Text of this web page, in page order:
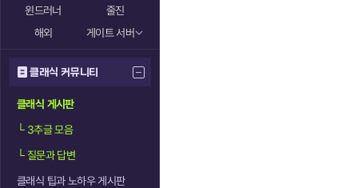
윈드러너
줄진
해외
게이트 서버
클래식 커뮤니티
클래식 게시판
└3추글 모음
└질문과 답변
클래식 팁과 노하우 게시판